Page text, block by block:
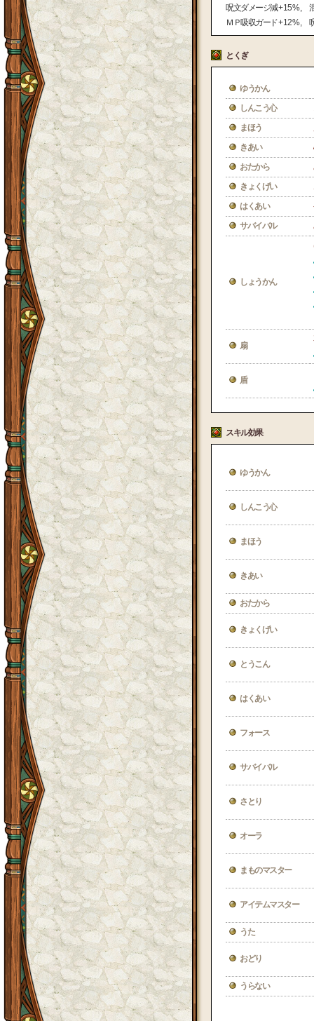
呪文ダメージ減+ 15 %
ＭＰ吸収ガード+ 12 %
とくぎ
ゆうかん
しんこう心
まほう
きあい
おたから
きょくげい
はくあい
サバイバル
しょうかん
扇
盾
スキル効果
ゆうかん
しんこう心
まほう
きあい
おたから
きょくげい
とうこん
はくあい
フォース
サバイバル
さとり
オーラ
まものマスター
アイテムマスター
うた
おどり
うらない